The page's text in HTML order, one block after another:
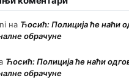
на Ћосић: Полиција ће наћи
обрачуне
Ћосић: Полиција ће наћи
обрачуне